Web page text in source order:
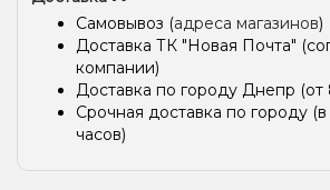
Самовывоз (адреса магазинов)
Доставка ТК "Новая Почта"
компании)
Доставка по городу Днепр (от
Срочная доставка по городу
часов)